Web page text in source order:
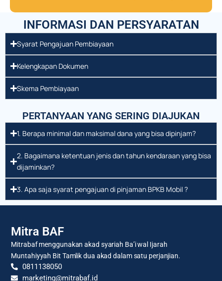
INFORMASI DAN PERSYARATAN
Syarat Pengajuan Pembiayaan
Kelengkapan Dokumen
Skema Pembiayaan
PERTANYAAN YANG SERING DIAJUKAN
1. Berapa minimal dan maksimal dana yang bisa dipinjam?
2. Bagaimana ketentuan jenis dan tahun kendaraan yang bisa
dijaminkan?
3. Apa saja syarat pengajuan di pinjaman BPKB Mobil ?
Mitra BAF
Mitrabaf menggunakan akad syariah Ba’i wal Ijarah
Muntahiyyah Bit Tamlik dua akad dalam satu perjanjian.
0811138050
marketing@mitrabaf.id